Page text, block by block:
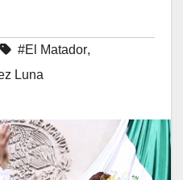
#El Matador,
Luna